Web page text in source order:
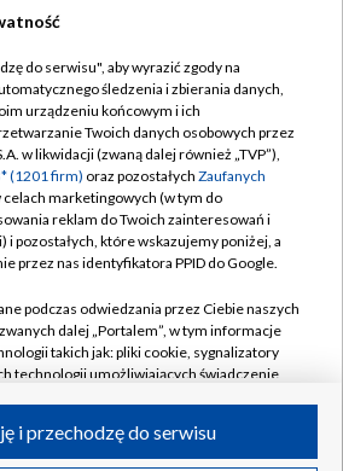
TVP
TVP
Cyfrowa
Regulamin TVP
prywatności
Moje zgody
Pomoc
Kontakt
Kanały
do serwisu", aby wyrazić zgody na
śledzenia i zbierania danych,
urządzeniu końcowym i ich
Twoich danych osobowych przez
w likwidacji (zwaną dalej również „TVP”),
(1201 firm) oraz pozostałych Zaufanych
celach marketingowych (w tym do
reklam do Twoich zainteresowań i
pozostałych, które wskazujemy poniżej, a
przez nas identyfikatora PPID do Google.
podczas odwiedzania przez Ciebie naszych
zwanych dalej „Portalem”, w tym informacje
takich jak: pliki cookie, sygnalizatory
technologii umożliwiających świadczenie
i przechodzę do serwisu